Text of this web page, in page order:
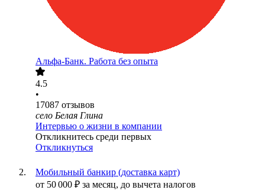
Альфа-Банк. Работа без опыта
4.5
•
17087 отзывов
село Белая Глина
Интервью о жизни в компании
Откликнитесь среди первых
Откликнуться
Мобильный банкир (доставка карт)
от 50 000 ₽ за месяц, до вычета налогов